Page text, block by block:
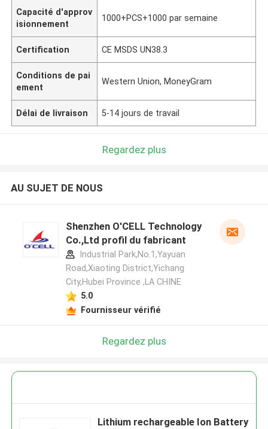
Capacité d'approv
isionnement
1000+PCS+1000 par semaine
Certification CE MSDS UN38.3
Conditions de pai
ement
Western Union, MoneyGram
Délai de livraison 5-14 jours de travail
Regardez plus
AU SUJET DE NOUS
Shenzhen O'CELL Technology
Co.,Ltd profil du fabricant
Industrial Park,No.1,Yayuan
Road,Xiaoting District,Yichang
City,Hubei Province ,LA CHINE
5.0
Fournisseur vérifié
Regardez plus
Lithium rechargeable Ion Battery